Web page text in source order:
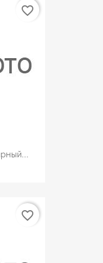
favorite_border
favorite_border